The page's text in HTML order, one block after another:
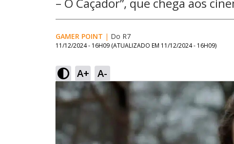
GAMER POINT | Do R7
11/12/2024 - 16H09 (ATUALIZADO EM 11/12/2024 - 16H09)
A+ A-